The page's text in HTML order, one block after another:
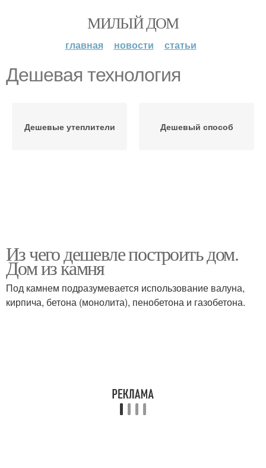
МИЛЫЙ ДОМ
главная новости статьи
Дешевая технология
Дешевые утеплители Дешевый способ
Из чего дешевле построить дом.
Дом из камня
Под камнем подразумевается использование валуна,
кирпича, бетона (монолита), пенобетона и газобетона.